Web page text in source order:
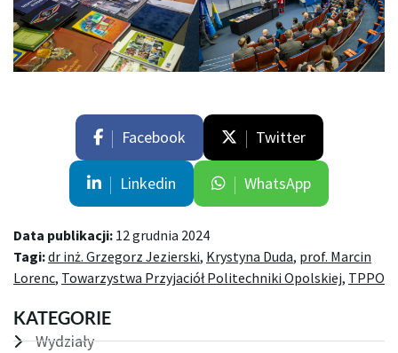
Facebook Twitter
Linkedin WhatsApp
Data publikacji: 12 grudnia 2024
Tagi:dr inż. Grzegorz Jezierski, Krystyna Duda, prof. Marcin
Lorenc, Towarzystwa Przyjaciół Politechniki Opolskiej, TPPO
KATEGORIE
Wydziały